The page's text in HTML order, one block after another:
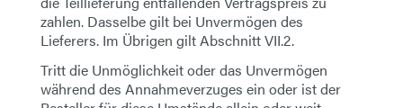
zahlen. Dasselbe gilt bei Unvermögen des
Lieferers. Im Übrigen gilt Abschnitt VII.2.
Tritt die Unmöglichkeit oder das Unvermögen
während des Annahmeverzuges ein oder ist der